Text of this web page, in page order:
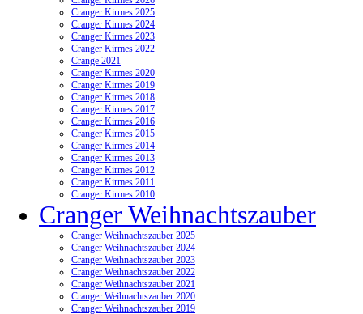
Cranger Kirmes 2025
Cranger Kirmes 2024
Cranger Kirmes 2023
Cranger Kirmes 2022
Crange 2021
Cranger Kirmes 2020
Cranger Kirmes 2019
Cranger Kirmes 2018
Cranger Kirmes 2017
Cranger Kirmes 2016
Cranger Kirmes 2015
Cranger Kirmes 2014
Cranger Kirmes 2013
Cranger Kirmes 2012
Cranger Kirmes 2011
Cranger Kirmes 2010
Cranger Weihnachtszauber
Cranger Weihnachtszauber 2025
Cranger Weihnachtszauber 2024
Cranger Weihnachtszauber 2023
Cranger Weihnachtszauber 2022
Cranger Weihnachtszauber 2021
Cranger Weihnachtszauber 2020
Cranger Weihnachtszauber 2019